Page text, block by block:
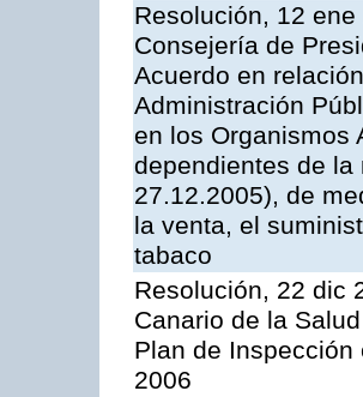
Resolución, 12
Consejería de
Acuerdo en
Administración
en los Organismos
dependientes de la
27.12.2005), de
la venta, el
tabaco
Resolución, 22 dic
Canario de la
Plan de
2006